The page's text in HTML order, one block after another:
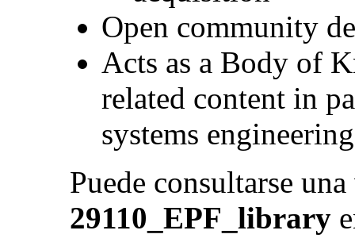
Open community
Acts as a Body of
related content in
systems
Puede consultarse
29110_EPF_library